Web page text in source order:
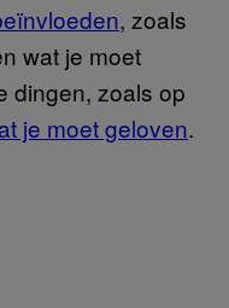
, zoals
wat je moet
dingen, zoals op
je moet geloven.